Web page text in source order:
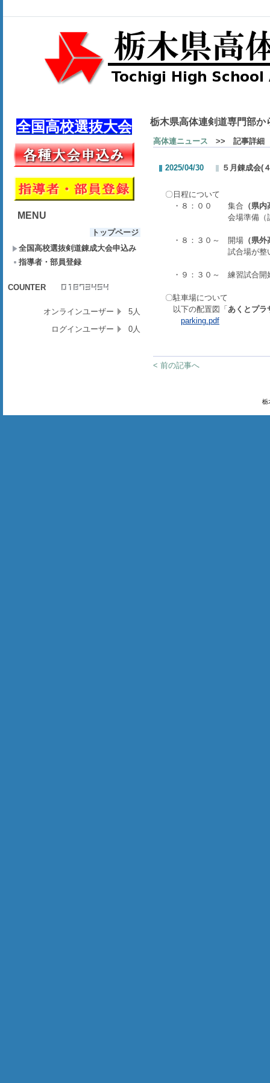
全国高校選抜大会
MENU
トップページ
全国高校選抜剣道錬成大会申込み
指導者・部員登録
COUNTER
オンラインユーザー
5人
ログインユーザー
0人
栃木県高体連剣道専門部か
高体連ニュース >> 記事詳細
2025/04/30 ５月錬成会(
〇日程について
・８：００ 集合 （県
会場準備（試合
・８：３０～ 開場 （県
試合場が整い次
・９：３０～ 練習試合開
〇駐車場について
以下の配置図「 あくとプラ
parking.pdf
< 前の記事へ
栃